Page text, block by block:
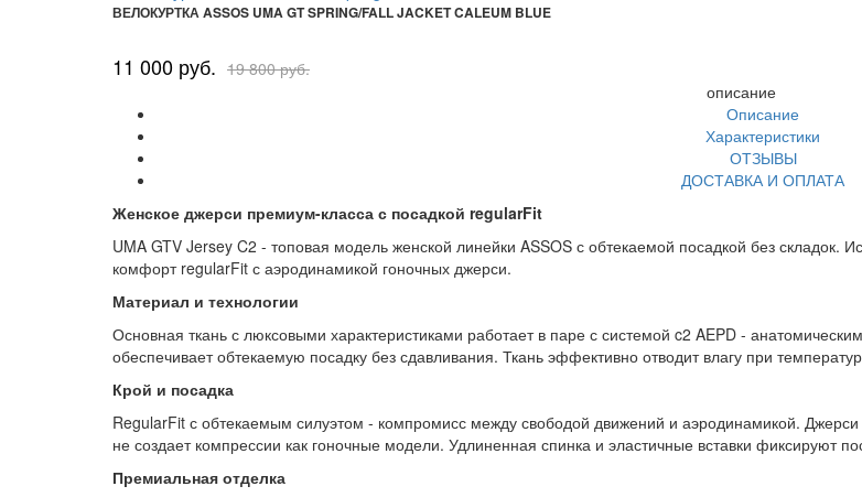
ВЕЛОКУРТКА ASSOS UMA GT SPRING/FALL JACKET CALEUM BLUE
11 000 руб. 19 800 руб.
описание
Описание
Характеристики
ОТЗЫВЫ
ДОСТАВКА И ОПЛАТА
Женское джерси премиум-класса с посадкой regularFit
UMA GTV Jersey C2 - топовая модель женской линейки ASSOS с обтекаемой посадкой без складок.
комфорт regularFit с аэродинамикой гоночных джерси.
Материал и технологии
Основная ткань с люксовыми характеристиками работает в паре с системой c2 AEPD -
обеспечивает обтекаемую посадку без сдавливания. Ткань эффективно отводит влагу при
Крой и посадка
RegularFit с обтекаемым силуэтом - компромисс между свободой движений и аэродинамикой. Джерси
не создает компрессии как гоночные модели. Удлиненная спинка и эластичные вставки фиксируют
Премиальная отделка